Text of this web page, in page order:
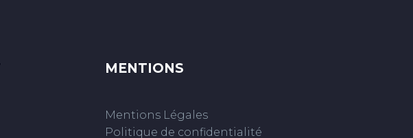
MENTIONS
Mentions Légales
Politique de confidentialité